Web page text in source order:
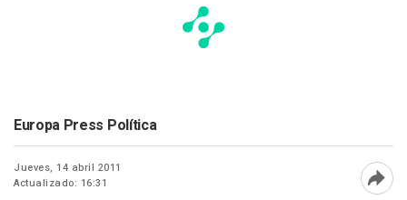
Europa Press Política
Jueves, 14 abril 2011
Actualizado: 16:31